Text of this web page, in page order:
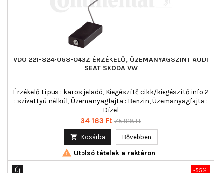
VDO 221-824-068-043Z ÉRZÉKELŐ, ÜZEMANYAGSZINT AUDI
SEAT SKODA VW
Érzékelő típus : karos jeladó, Kiegészítő cikk/kiegészítő info 2
: szivattyú nélkül, Üzemanyagfajta : Benzin, Üzemanyagfajta :
Dízel
Ár
34 163 Ft Normál
75 918 Ft
 Kosárba Bővebben
 Utolsó tételek a raktáron
-55%
Új